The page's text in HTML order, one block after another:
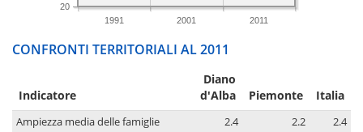
1991 2001 2011
20
CONFRONTI TERRITORIALI AL 2011
Indicatore
Diano
d'Alba
Piemonte Italia
Ampiezza media delle famiglie 2.4 2.2
2.4